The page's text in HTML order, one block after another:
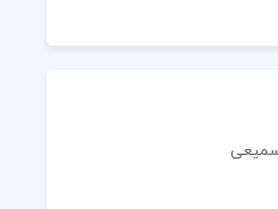
سمیعی